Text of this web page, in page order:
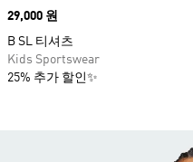
Price
29,000 원
B SL 티셔츠
Kids Sportswear
25% 추가 할인✨